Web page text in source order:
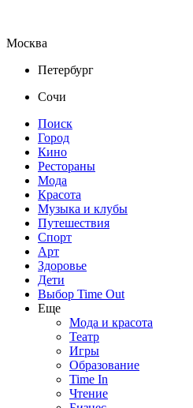
Москва
Петербург
Сочи
Поиск
Город
Кино
Рестораны
Мода
Красота
Музыка и клубы
Путешествия
Спорт
Арт
Здоровье
Дети
Выбор Time Out
Еще
Мода и красота
Театр
Игры
Образование
Time In
Чтение